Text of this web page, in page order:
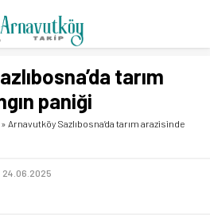
tarım
paniği
» Arnavutköy Sazlıbosna’da tarım arazisinde
24.06.2025